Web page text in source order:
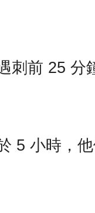
刺前 25 分
5 小時，